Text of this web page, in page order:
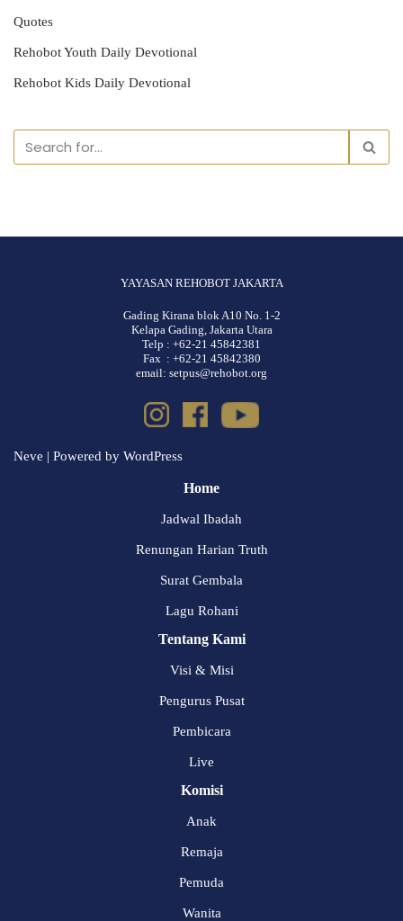
Quotes
Rehobot Youth Daily Devotional
Rehobot Kids Daily Devotional
YAYASAN REHOBOT JAKARTA
Gading Kirana blok A10 No. 1-2
Kelapa Gading, Jakarta Utara
Telp : +62-21 45842381
Fax : +62-21 45842380
email: setpus@rehobot.org
Neve | Powered by WordPress
Home
Jadwal Ibadah
Renungan Harian Truth
Surat Gembala
Lagu Rohani
Tentang Kami
Visi & Misi
Pengurus Pusat
Pembicara
Live
Komisi
Anak
Remaja
Pemuda
Wanita